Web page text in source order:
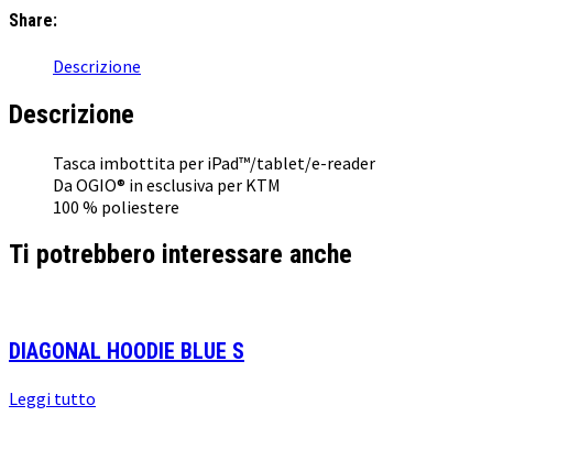
Share:
Descrizione
Descrizione
Tasca imbottita per iPad™/tablet/e-reader
Da OGIO® in esclusiva per KTM
100 % poliestere
Ti potrebbero interessare anche
DIAGONAL HOODIE BLUE S
Leggi tutto